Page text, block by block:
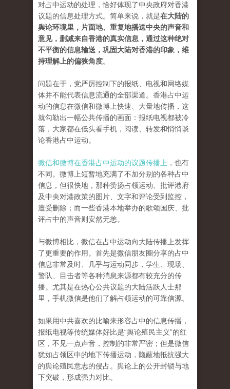
对占中运动的处理，恰好体现了中央政府对香港
议题的信息处理方式。简单来说，就是在大陆的
舆论环境里，片面地、重复地播送中央的声音和
意见，删减来自香港的真实信息，通过这种绝对
不平衡的信息输送，巩固大陆对香港的印象，维
持理解上的偏狭角度。
问题在于，党严厉控制下的报纸、电视和网络媒
体并不能代表信息流通的全部渠道。香港占中运
动的信息在微信和微博上快速、大量地传播，这
就勾勒出一幅公共传播的画面：报纸电视都被冷
落，大家都在低头看手机，阅读、转发和悄悄谈
论香港占中运动。
微信和微博在香港占中运动的议题传播上 ，也有
不同。微博上短暂地充满了不加分别的各种占中
信息，但很快地，那种赞扬占领运动、批评港府
及中央对港政策的图片、文字和评论受到监控，
遭受删除；而一些香港本地举办的歌颂国庆、批
评占中的声音则安然无恙。
与微博相比，微信在占中运动向大陆传播上发挥
了更重要的作用。首先是微信朋友圈分享的占中
信息非常及时、几乎与运动同步，学生、现场、
警队、目击者等各种消息来源都有较充分的传
播。尤其是在热心公共议题的大陆活跃人士那
里，手机微信是他们了解占领运动的可靠信源。
如果用中共喜欢的比喻来形容占中的信息传播，
报纸电视等传统媒体好比是“舆论殖民主义”的红
区，不见一点声音，控制的非常严密；但是微信
犹如占领区中的地下传播运动，隐蔽地抵抗强大
的舆论殖民意志的侵占。舆论上的公开封锁与地
下突破，形成强力对比。